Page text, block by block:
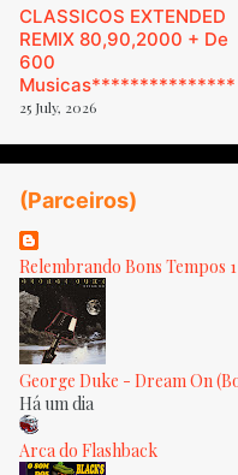
CLASSICOS EXTENDED
REMIX 80,90,2000 + De
600
Musicas***************
25 July, 2026
(Parceiros)
Relembrando Bons Tempos 1
George Duke - Dream On
Há um dia
Arca do Flashback